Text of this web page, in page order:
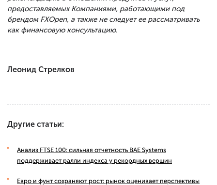
предоставляемых Компаниями, работающими под
брендом FXOpen, а также не следует ее рассматривать
как финансовую консультацию.
Леонид Стрелков
Другие статьи:
Анализ FTSE 100: сильная отчетность BAE Systems
поддерживает ралли индекса у рекордных вершин
Евро и фунт сохраняют рост: рынок оценивает перспективы